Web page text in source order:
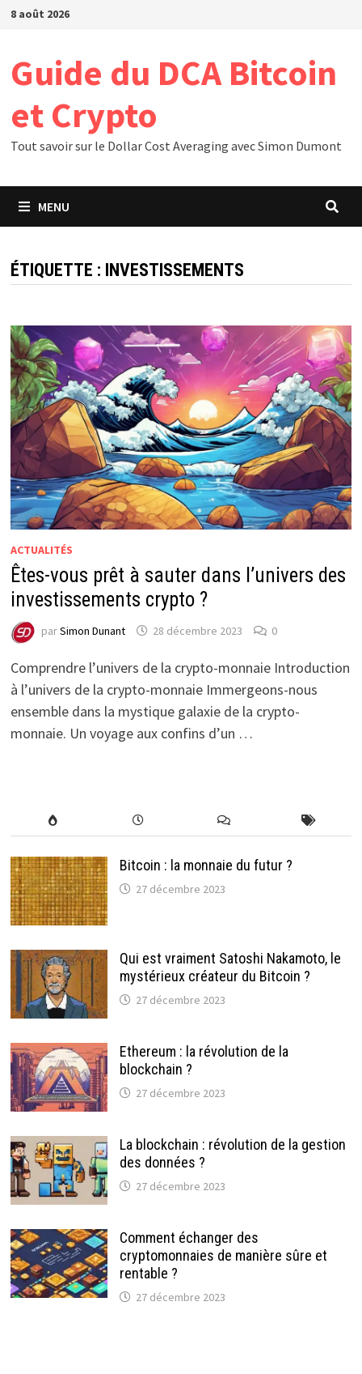
Passer
8 août 2026
Guide du DCA Bitcoin
et Crypto
Tout savoir sur le Dollar Cost Averaging avec Simon Dumont
MENU
ÉTIQUETTE : INVESTISSEMENTS
ACTUALITÉS
Êtes-vous prêt à sauter dans l’univers des
investissements crypto ?
parSimon Dunant 28 décembre 2023 0
Comprendre l’univers de la crypto-monnaie Introduction
à l’univers de la crypto-monnaie Immergeons-nous
ensemble dans la mystique galaxie de la crypto-
monnaie. Un voyage aux confins d’un …
Bitcoin : la monnaie du futur ?
27 décembre 2023
Qui est vraiment Satoshi Nakamoto, le
mystérieux créateur du Bitcoin ?
27 décembre 2023
Ethereum : la révolution de la
blockchain ?
27 décembre 2023
La blockchain : révolution de la gestion
des données ?
27 décembre 2023
Comment échanger des
cryptomonnaies de manière sûre et
rentable ?
27 décembre 2023